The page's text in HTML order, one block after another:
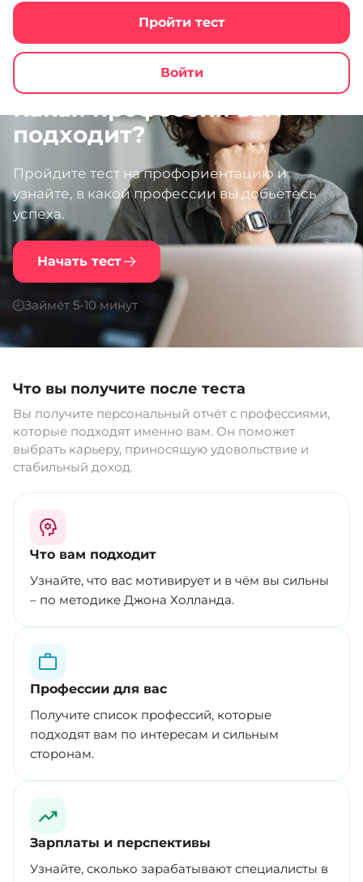
Пройти тест
Войти
Какая профессия вам
подходит?
Пройдите тест на профориентацию и
узнайте, в какой профессии вы добьётесь
успеха.
Начать тест
Займёт 5-10 минут
Что вы получите после теста
Вы получите персональный отчёт с профессиями,
которые подходят именно вам. Он поможет
выбрать карьеру, приносящую удовольствие и
стабильный доход.
Что вам подходит
Узнайте, что вас мотивирует и в чём вы сильны
– по методике Джона Холланда.
Профессии для вас
Получите список профессий, которые
подходят вам по интересам и сильным
сторонам.
Зарплаты и перспективы
Узнайте, сколько зарабатывают специалисты в